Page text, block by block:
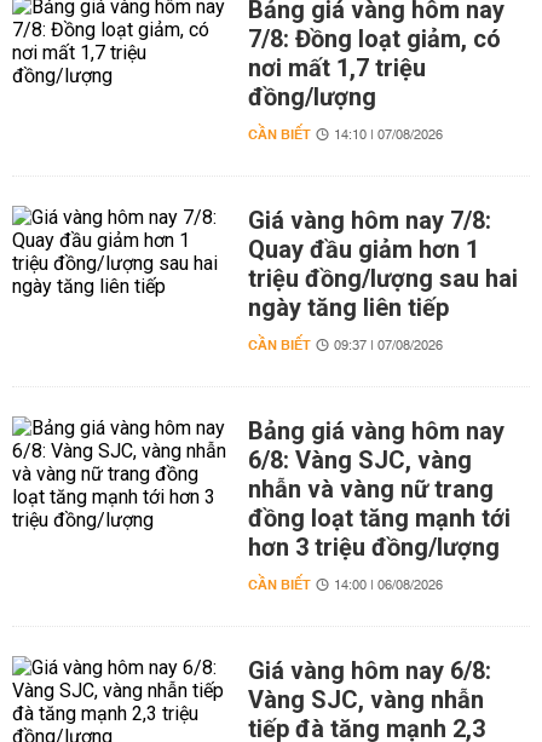
Bảng giá vàng hôm nay
7/8: Đồng loạt giảm, có
nơi mất 1,7 triệu
đồng/lượng
CẦN BIẾT 14:10 | 07/08/2026
Giá vàng hôm nay 7/8:
Quay đầu giảm hơn 1
triệu đồng/lượng sau hai
ngày tăng liên tiếp
CẦN BIẾT 09:37 | 07/08/2026
Bảng giá vàng hôm nay
6/8: Vàng SJC, vàng
nhẫn và vàng nữ trang
đồng loạt tăng mạnh tới
hơn 3 triệu đồng/lượng
CẦN BIẾT 14:00 | 06/08/2026
Giá vàng hôm nay 6/8:
Vàng SJC, vàng nhẫn
tiếp đà tăng mạnh 2,3